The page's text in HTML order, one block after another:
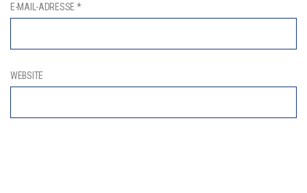
E-MAIL-ADRESSE *
WEBSITE